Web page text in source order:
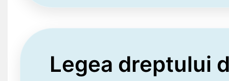
Legea dreptului